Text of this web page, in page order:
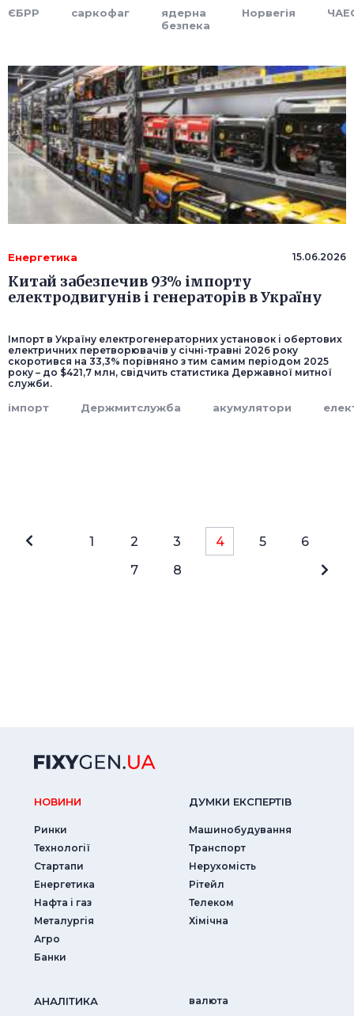
ЄБРР саркофаг
ядерна
безпека
Норвегія
Енергетика 15.06.2026
Китай забезпечив 93% імпорту
електродвигунів і генераторів в Україну
Імпорт в Україну електрогенераторних установок і обертових
електричних перетворювачів у січні-травні 2026 року
скоротився на 33,3% порівняно з тим самим періодом 2025
року – до $421,7 млн, свідчить статистика Державної митної
служби.
імпорт Держмитслужба акумулятори
1 2 3 4 5
6
7
8
НОВИНИ
Ринки
Технології
Стартапи
Енергетика
Нафта і газ
Металургія
Агро
Банки
ДУМКИ ЕКСПЕРТIВ
Машинобудування
Транспорт
Нерухомість
Рітейл
Телеком
Хімічна
АНАЛIТИКА
валюта